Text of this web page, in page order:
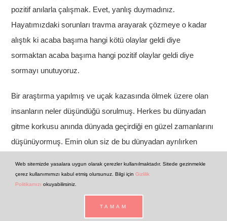
pozitif anılarla çalışmak. Evet, yanlış duymadınız.
Hayatımızdaki sorunları travma arayarak çözmeye o kadar
alıştık ki acaba başıma hangi kötü olaylar geldi diye
sormaktan acaba başıma hangi pozitif olaylar geldi diye
sormayı unutuyoruz.
Bir araştırma yapılmış ve uçak kazasında ölmek üzere olan
insanların neler düşündüğü sorulmuş. Herkes bu dünyadan
gitme korkusu anında dünyada geçirdiği en güzel zamanlarını
düşünüyormuş. Emin olun siz de bu dünyadan ayrılırken
nelerdi diye düşüneceksiniz. Kimse başıma en kötü neler
geldi demeyecek.
Web sitemizde yasalara uygun olarak çerezler kullanılmaktadır. Sitede gezinmekle
çerez kullanımımızı kabul etmiş olursunuz. Bilgi için Gizlilik
Politikamızı okuyabilirsiniz.
TAMAM